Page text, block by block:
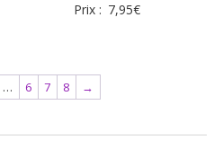
Prix : 7,95€
… 6 7 8 →